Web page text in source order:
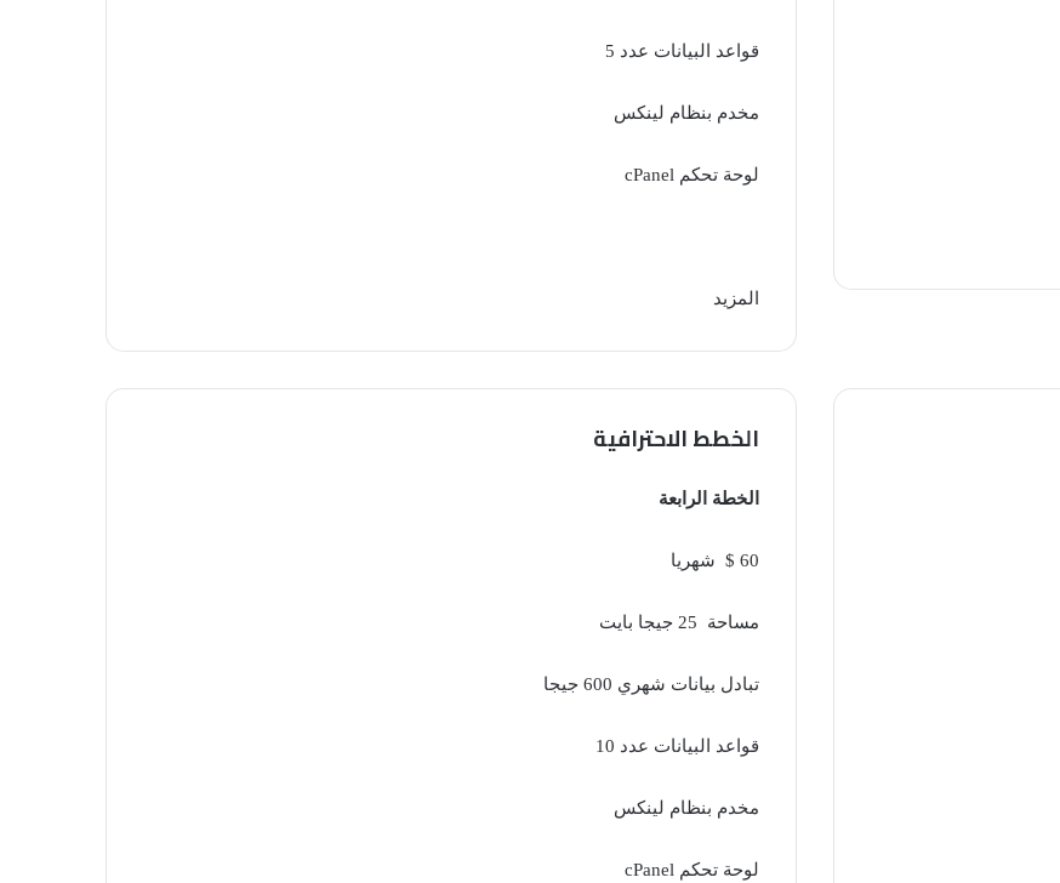
قواعد البيانات عدد 5
مخدم بنظام لينكس
لوحة تحكم cPanel
المزيد
الخطط الاحترافية
الخطة الرابعة
60 $ شهريا
مساحة 25 جيجا بايت
تبادل بيانات شهري 600 جيجا
قواعد البيانات عدد 10
مخدم بنظام لينكس
لوحة تحكم cPanel